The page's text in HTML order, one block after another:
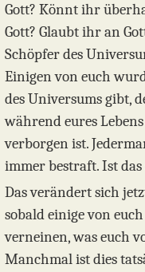
Gott? Könnt ihr
Gott? Glaubt ihr an
Schöpfer des
Einigen von euch
des Universums gibt,
während eures
verborgen ist.
immer bestraft. Ist das
Das verändert sich
sobald einige von
verneinen, was euch
Manchmal ist dies